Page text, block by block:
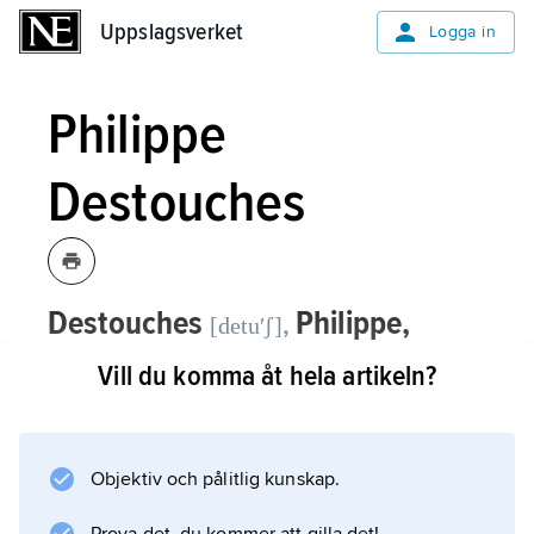
Uppslagsverket Logga in
Philippe
Destouches
Destouches [detuʹʃ], Philippe,
pseudonym förPhilippe Néricault,
1680–1754, fransk dramatiker.
representanten för den av dåtiden
Vill du komma åt hela artikeln?
Objektiv och pålitlig kunskap.